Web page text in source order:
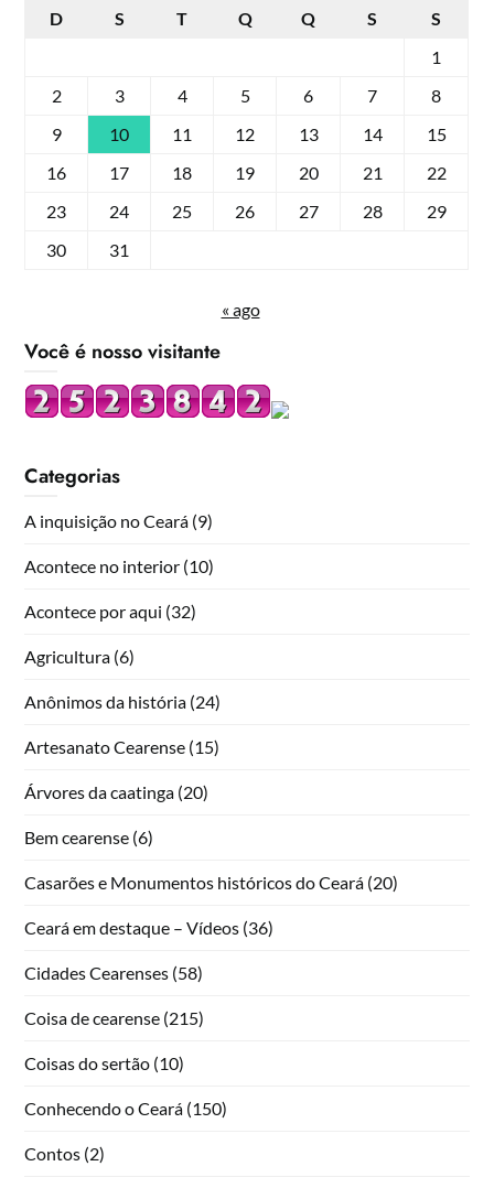
D S T Q Q S
S
1
2
3 4 5 6 7
8
9
10 11 12 13 14
15
16
17 18 19 20 21
22
23
24 25 26 27 28
29
30
31
« ago
Você é nosso visitante
Categorias
A inquisição no Ceará (9)
Acontece no interior (10)
Acontece por aqui (32)
Agricultura (6)
Anônimos da história (24)
Artesanato Cearense (15)
Árvores da caatinga (20)
Bem cearense (6)
Casarões e Monumentos históricos do Ceará (20)
Ceará em destaque – Vídeos (36)
Cidades Cearenses (58)
Coisa de cearense (215)
Coisas do sertão (10)
Conhecendo o Ceará (150)
Contos (2)